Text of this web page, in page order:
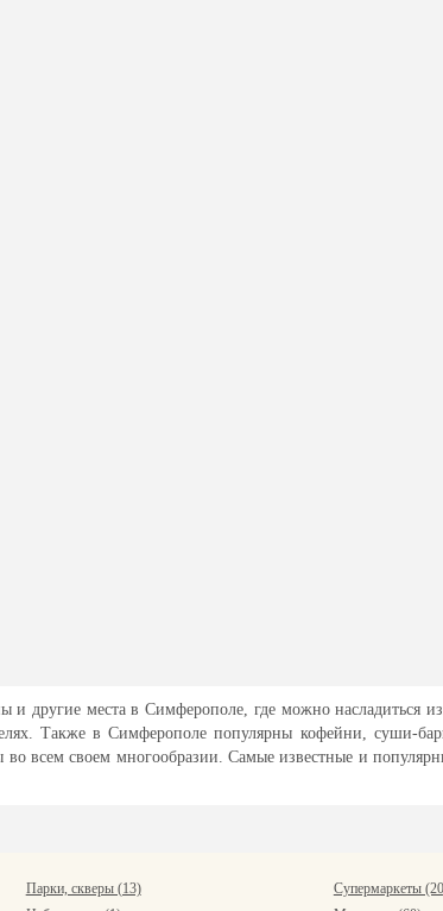
другие места в Симферополе, где можно насладиться
Также в Симферополе популярны кофейни, суши-
всем своем многообразии. Самые известные и
Парки, скверы (13)
Супермаркеты